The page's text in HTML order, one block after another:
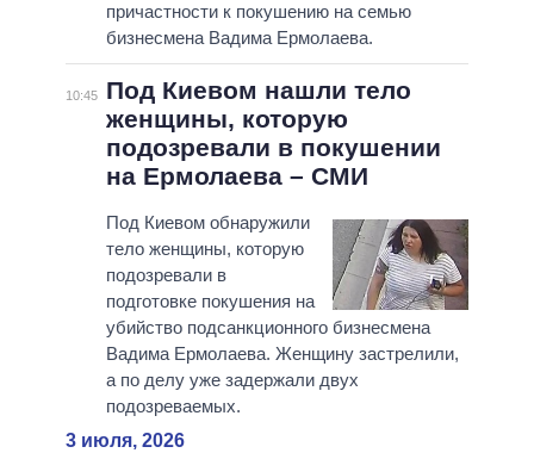
причастности к покушению на семью
бизнесмена Вадима Ермолаева.
10:45
Под Киевом нашли тело
женщины, которую
подозревали в покушении
на Ермолаева – СМИ
Под Киевом обнаружили
тело женщины, которую
подозревали в
подготовке покушения на
убийство подсанкционного бизнесмена
Вадима Ермолаева. Женщину застрелили,
а по делу уже задержали двух
подозреваемых.
3 июля, 2026